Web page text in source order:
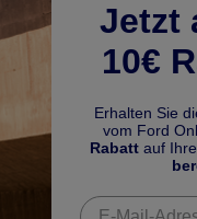
Jetzt
10€
Erhalten Sie
vom Ford
Rabatt auf